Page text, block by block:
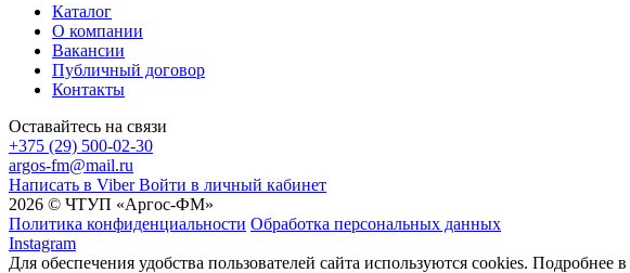
Каталог
О компании
Вакансии
Публичный договор
Контакты
Оставайтесь на связи
+375 (29) 500-02-30
argos-fm@mail.ru
Написать в Viber Войти в личный кабинет
2026 © ЧТУП «Аргос-ФМ»
Политика конфиденциальности Обработка персональных данных
Instagram
Для обеспечения удобства пользователей сайта используются cookies. Подробнее в